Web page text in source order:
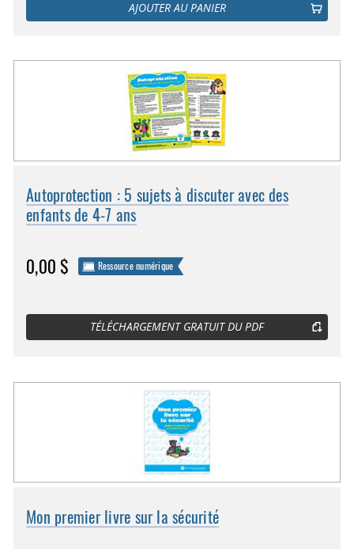
AJOUTER AU PANIER
Autoprotection : 5 sujets à discuter avec des
enfants de 4-7 ans
0,00 $ Ressource numérique
TÉLÉCHARGEMENT GRATUIT DU PDF
Mon premier livre sur la sécurité